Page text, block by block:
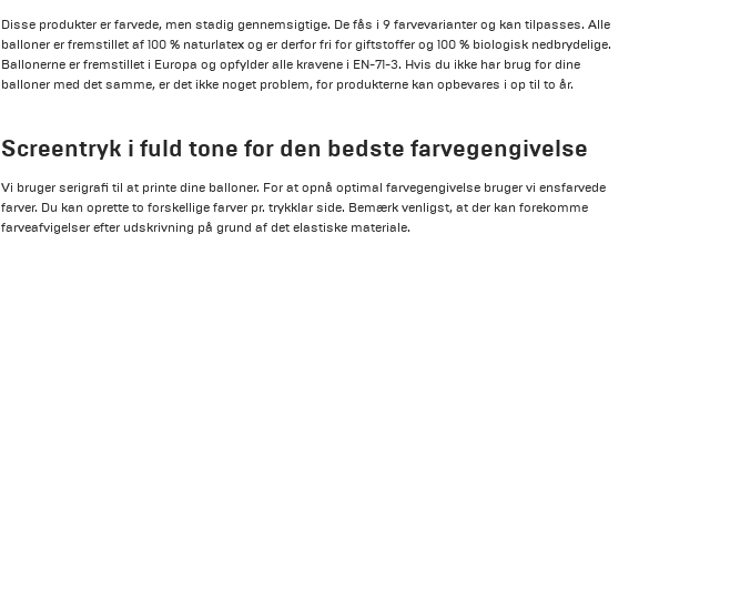
Disse produkter er farvede, men stadig gennemsigtige. De fås i 9 farvevarianter og kan tilpasses. Alle
balloner er fremstillet af 100 % naturlatex og er derfor fri for giftstoffer og 100 % biologisk nedbrydelige.
Ballonerne er fremstillet i Europa og opfylder alle kravene i EN-71-3. Hvis du ikke har brug for dine
balloner med det samme, er det ikke noget problem, for produkterne kan opbevares i op til to år.
Screentryk i fuld tone for den bedste farvegengivelse
Vi bruger serigrafi til at printe dine balloner. For at opnå optimal farvegengivelse bruger vi ensfarvede
farver. Du kan oprette to forskellige farver pr. trykklar side. Bemærk venligst, at der kan forekomme
farveafvigelser efter udskrivning på grund af det elastiske materiale.